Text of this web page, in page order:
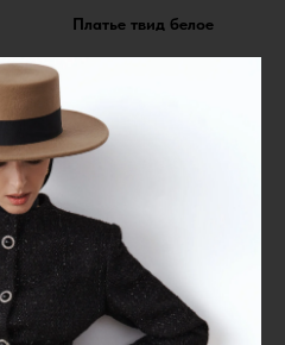
Платье твид белое
32 000 р.